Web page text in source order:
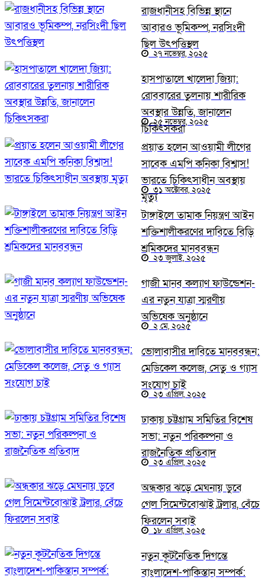
রাজধানীসহ বিভিন্ন স্থানে
আবারও ভূমিকম্প, নরসিংদী
ছিল উৎপত্তিস্থল
২৭ নভেম্বর, ২০২৫
হাসপাতালে খালেদা জিয়া:
রোববারের তুলনায় শারীরিক
অবস্থার উন্নতি, জানালেন
চিকিৎসকরা
২৫ নভেম্বর, ২০২৫
প্রয়াত হলেন আওয়ামী লীগের
সাবেক এমপি কনিকা বিশ্বাস!
ভারতে চিকিৎসাধীন অবস্থায়
মৃত্যু
৩১ অক্টোবর, ২০২৫
টাঙ্গাইলে তামাক নিয়ন্ত্রণ আইন
শক্তিশালীকরণের দাবিতে বিড়ি
শ্রমিকদের মানববন্ধন
২৩ জুলাই, ২০২৫
গাজী মানব কল্যাণ ফাউন্ডেশন-
এর নতুন যাত্রা স্মরণীয়
অভিষেক অনুষ্ঠানে
২ মে, ২০২৫
ভোলাবাসীর দাবিতে মানববন্ধন:
মেডিকেল কলেজ, সেতু ও গ্যাস
সংযোগ চাই
২৩ এপ্রিল, ২০২৫
ঢাকায় চট্টগ্রাম সমিতির বিশেষ
সভা: নতুন পরিকল্পনা ও
রাজনৈতিক প্রতিবাদ
২৩ এপ্রিল, ২০২৫
অন্ধকার ঝড়ে মেঘনায় ডুবে
গেল সিমেন্টবোঝাই ট্রলার, বেঁচে
ফিরলেন সবাই
১৮ এপ্রিল, ২০২৫
নতুন কূটনৈতিক দিগন্তে
বাংলাদেশ-পাকিস্তান সম্পর্ক: